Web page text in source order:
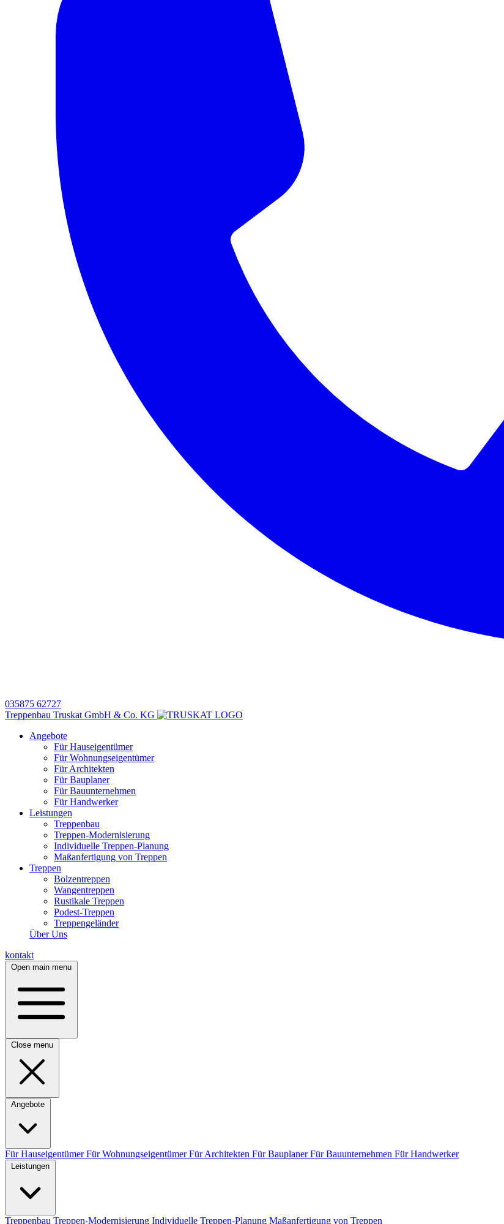
035875 62727
Treppenbau Truskat GmbH & Co. KG
Angebote
Für Hauseigentümer
Für Wohnungseigentümer
Für Architekten
Für Bauplaner
Für Bauunternehmen
Für Handwerker
Leistungen
Treppenbau
Treppen-Modernisierung
Individuelle Treppen-Planung
Maßanfertigung von Treppen
Treppen
Bolzentreppen
Wangentreppen
Rustikale Treppen
Podest-Treppen
Treppengeländer
Über Uns
kontakt
Open main menu
Close menu
Angebote
Für HauseigentümerFür WohnungseigentümerFür Architekten Für BauplanerFür Bauunternehmen Für Handwerker
Leistungen
Treppenbau Treppen-Modernisierung Individuelle Treppen-Planung Maßanfertigung von Treppen